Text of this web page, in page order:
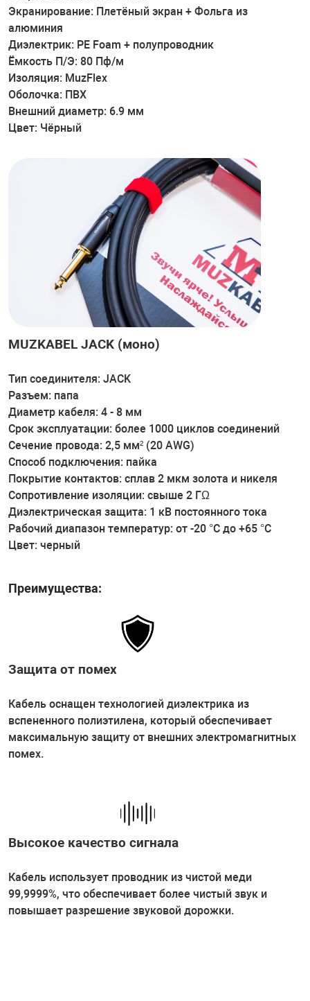
Экранирование: Плетёный экран + Фольга из
алюминия
Диэлектрик: PE Foam + полупроводник
Ёмкость П/Э: 80 Пф/м
Изоляция: MuzFlex
Оболочка: ПВХ
Внешний диаметр: 6.9 мм
Цвет: Чёрный
MUZKABEL JACK (моно)
Тип соединителя: JACK
Разъем: папа
Диаметр кабеля: 4 - 8 мм
Срок эксплуатации: более 1000 циклов соединений
Сечение провода: 2,5 мм² (20 AWG)
Способ подключения: пайка
Покрытие контактов: сплав 2 мкм золота и никеля
Сопротивление изоляции: свыше 2 ГΩ
Диэлектрическая защита: 1 кВ постоянного тока
Рабочий диапазон температур: от -20 °C до +65 °C
Цвет: черный
Преимущества:
Защита от помех
Кабель оснащен технологией диэлектрика из
вспененного полиэтилена, который обеспечивает
максимальную защиту от внешних электромагнитных
помех.
Высокое качество сигнала
Кабель использует проводник из чистой меди
99,9999%, что обеспечивает более чистый звук и
повышает разрешение звуковой дорожки.